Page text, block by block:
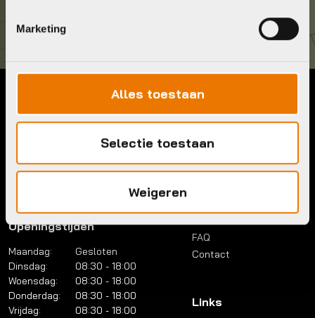
Marketing
Alles toestaan
Selectie toestaan
Weigeren
Contact
info@bykestore.nl
Adres:
Brouwerstraat 8B
Openingstijden
Maandag:
Gesloten
Dinsdag:
08:30 - 18:00
Woensdag:
08:30 - 18:00
Donderdag:
08:30 - 18:00
Vrijdag:
08:30 - 18:00
Service pakket
FAQ
Contact
Links